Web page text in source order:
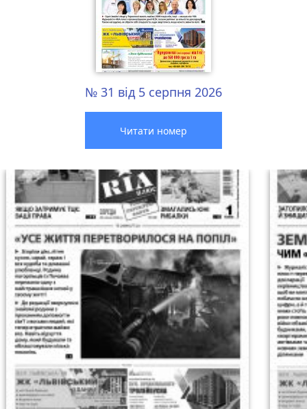
№ 31 від 5 серпня 2026
Читати номер